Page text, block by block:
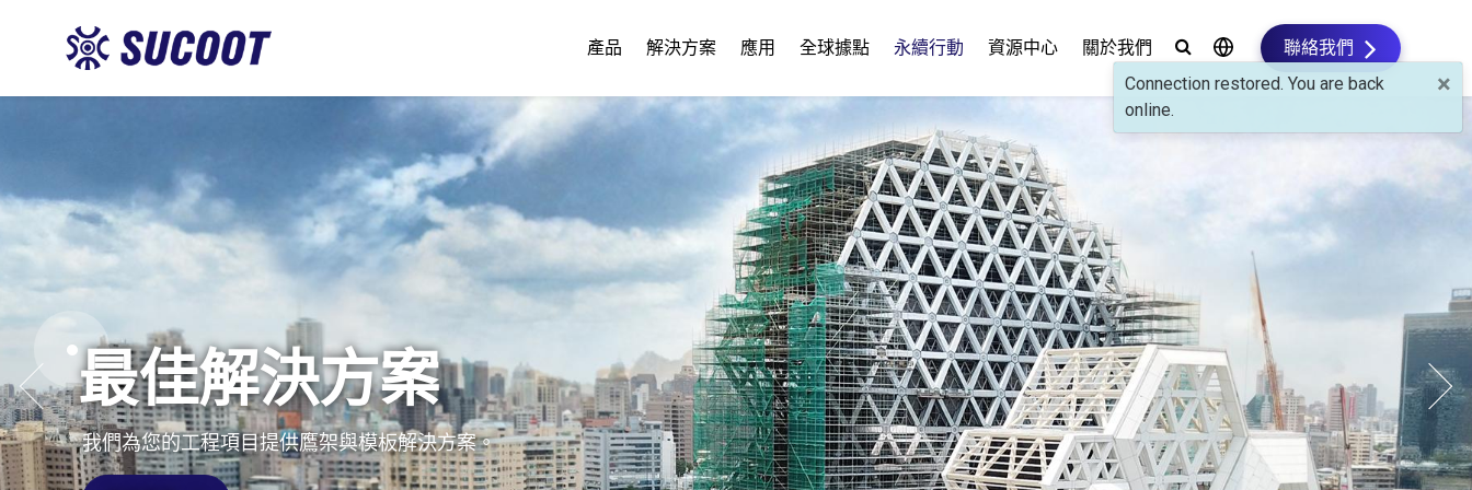
產品 解決方案 應用 全球據點 永續行動 資源中心 關於我們 聯絡我們
最佳解決方案
我們為您的工程項目提供鷹架與模板解決方案。
Previous Next
×
Connection restored. You are back
online.